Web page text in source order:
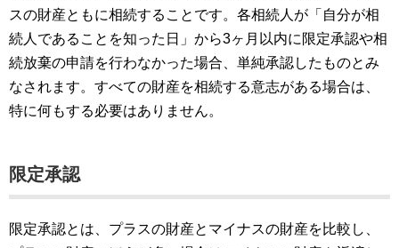
スの財産ともに相続することです。各相続人が「自分が相
続人であることを知った日」から3ヶ月以内に限定承認や相
続放棄の申請を行わなかった場合、単純承認したものとみ
なされます。すべての財産を相続する意志がある場合は、
特に何もする必要はありません。
限定承認
限定承認とは、プラスの財産とマイナスの財産を比較し、